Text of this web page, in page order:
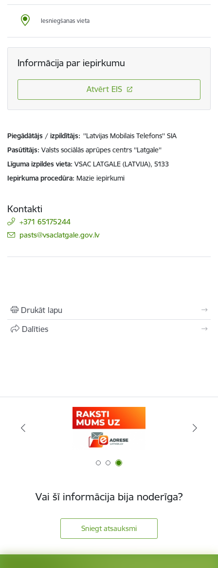
Iesniegšanas vieta
Informācija par iepirkumu
Atvērt EIS
Piegādātājs / izpildītājs: ''Latvijas Mobilais Telefons'' SIA
Pasūtītājs Valsts sociālās aprūpes centrs ''Latgale''
Līguma izpildes vieta VSAC LATGALE (LATVIJA), 5133
Iepirkuma procedūra Mazie iepirkumi
Kontakti
+371 65175244
E-pasts:
pasts@vsaclatgale.gov.lv
Drukāt lapu
Dalīties
Vai šī informācija bija noderīga?
Sniegt atsauksmi